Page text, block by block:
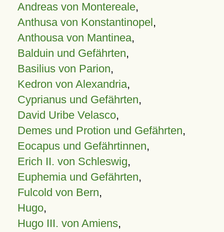
Andreas von Montereale,
Anthusa von Konstantinopel,
Anthousa von Mantinea,
Balduin und Gefährten,
Basilius von Parion,
Kedron von Alexandria,
Cyprianus und Gefährten,
David Uribe Velasco,
Demes und Protion und Gefährten,
Eocapus und Gefährtinnen,
Erich II. von Schleswig,
Euphemia und Gefährten,
Fulcold von Bern,
Hugo,
Hugo III. von Amiens,